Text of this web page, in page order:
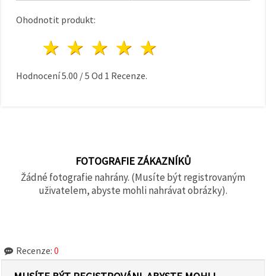
Ohodnotit produkt:
4 hvězdy
3 hvězdy
2 hvězdy
1 hvězda
Hodnocení5.00 /5 Od 1 Recenze.
FOTOGRAFIE ZÁKAZNÍKŮ
Žádné fotografie nahrány. (Musíte být registrovaným
uživatelem, abyste mohli nahrávat obrázky).
Recenze: 0